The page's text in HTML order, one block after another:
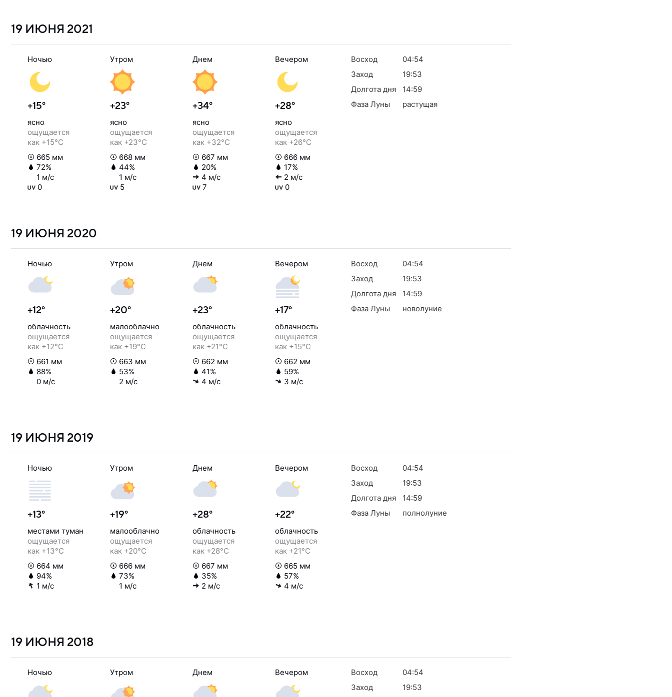
19 ИЮНЯ 2021
Ночью
+15°
ясно
ощущается
как +15°C
665 мм
72%
1 м/с
0
Утром
+23°
ясно
ощущается
как +23°C
668 мм
44%
1 м/с
5
Днем
+34°
ясно
ощущается
как +32°C
667 мм
20%
4 м/с
7
Вечером
+28°
ясно
ощущается
как +26°C
666 мм
17%
2 м/с
0
Восход
04:54
Заход
19:53
Долгота дня
14:59
Фаза Луны
растущая
19 ИЮНЯ 2020
Ночью
+12°
облачность
ощущается
как +12°C
661 мм
88%
0 м/с
Утром
+20°
малооблачно
ощущается
как +19°C
663 мм
53%
2 м/с
Днем
+23°
облачность
ощущается
как +21°C
662 мм
41%
4 м/с
Вечером
+17°
облачность
ощущается
как +15°C
662 мм
59%
3 м/с
Восход
04:54
Заход
19:53
Долгота дня
14:59
Фаза Луны
новолуние
19 ИЮНЯ 2019
Ночью
+13°
местами туман
ощущается
как +13°C
664 мм
94%
1 м/с
Утром
+19°
малооблачно
ощущается
как +20°C
666 мм
73%
1 м/с
Днем
+28°
облачность
ощущается
как +28°C
667 мм
35%
2 м/с
Вечером
+22°
облачность
ощущается
как +21°C
665 мм
57%
4 м/с
Восход
04:54
Заход
19:53
Долгота дня
14:59
Фаза Луны
полнолуние
19 ИЮНЯ 2018
Ночью Утром Днем Вечером Восход
04:54
Заход
19:53